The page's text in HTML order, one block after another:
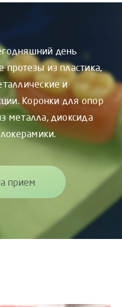
день
протезы из пластика,
и
Коронки для опор
металла, диоксида
прием